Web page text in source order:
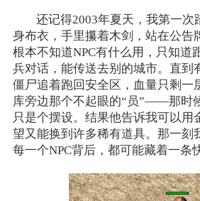
还记得2003年夏天，我第一次
身布衣，手里攥着木剑，站在公告
根本不知道NPC有什么用，只知道
兵对话，能传送去别的城市。直到
僵尸追着跑回安全区，血量只剩一
库旁边那个不起眼的“员”——那时
只是个摆设。结果他告诉我可以用
望又能换到许多稀有道具。那一刻
每一个NPC背后，都可能藏着一条